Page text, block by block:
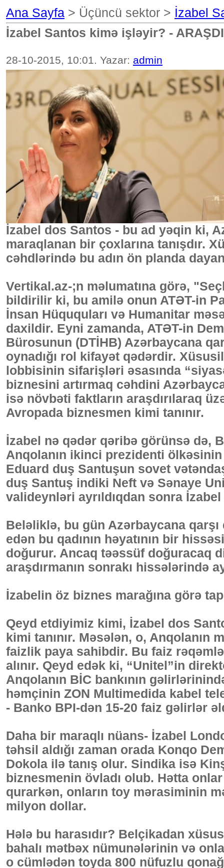
Ana Sayfa > Üçüncü sektor > İzabel
İzabel Santos kimə işləyir? -
28-10-2015, 10:01. Yazar: admin
İzabel dos Santos - bu ad yəqin ki,
maraqlanan bir çoxlarına tanışdır.
cəhdlərində bu adın ön planda
Vertikal.az-;n məlumatına görə,
bildirilir ki, bu amilə onun ATƏT-in
İnsan Hüququları və Humanitar
daxildir. Eyni zamanda, ATƏT-in
Bürosunun (DTİHB) Azərbaycana
oynadığı rol kifayət qədərdir.
lobbisinin sifarişləri əsasında
biznesini artırmaq cəhdini
isə növbəti faktların araşdırılaraq
Avropada biznesmen kimi tanınır.
İzabel nə qədər qəribə görünsə də,
Anqolanın ikinci prezidenti ölkəsinin
Eduard duş Santuşun sovet
duş Santuş indiki Neft və Sənaye
valideynləri ayrıldıqdan sonra
Beləliklə, bu gün Azərbaycana qarşı
edən bu qadının həyatının bir
doğurur. Ancaq təəssüf doğuracaq
araşdırmanın sonrakı hissələrində
İzabelin öz biznes marağına görə
Qeyd etdiyimiz kimi, İzabel dos
kimi tanınır. Məsələn, o,
faizlik paya sahibdir. Bu faiz
alınır. Qeyd edək ki, “Unitel”in
Anqolanın BİC bankının
həmçinin ZON Multimedida kabel
- Banko BPI-dən 15-20 faiz gəlirlər
Daha bir maraqlı nüans- İzabel
təhsil aldığı zaman orada Konqo
Dokola ilə tanış olur. Sindika isə
biznesmenin övladı olub. Hətta
qurarkən, onların toy mərasiminin
milyon dollar.
Hələ bu harasıdır? Belçikadan
bahalı mətbəx nümunələrinin və
o cümlədən toyda 800 nüfuzlu